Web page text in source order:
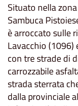
Situato nella
Sambuca
è arroccato sulle
Lavacchio (1096)
con tre strade di
carrozzabile
strada sterrata
dalla provinciale